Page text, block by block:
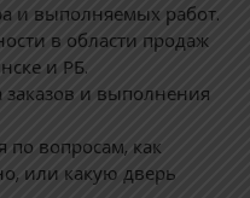
и выполняемых работ.
в области продаж
и РБ.
заказов и выполнения
по вопросам, как
или какую дверь